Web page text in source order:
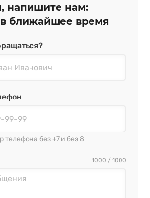
напишите нам:
ближайшее время
телефона без +7 и без 8
1000 / 1000